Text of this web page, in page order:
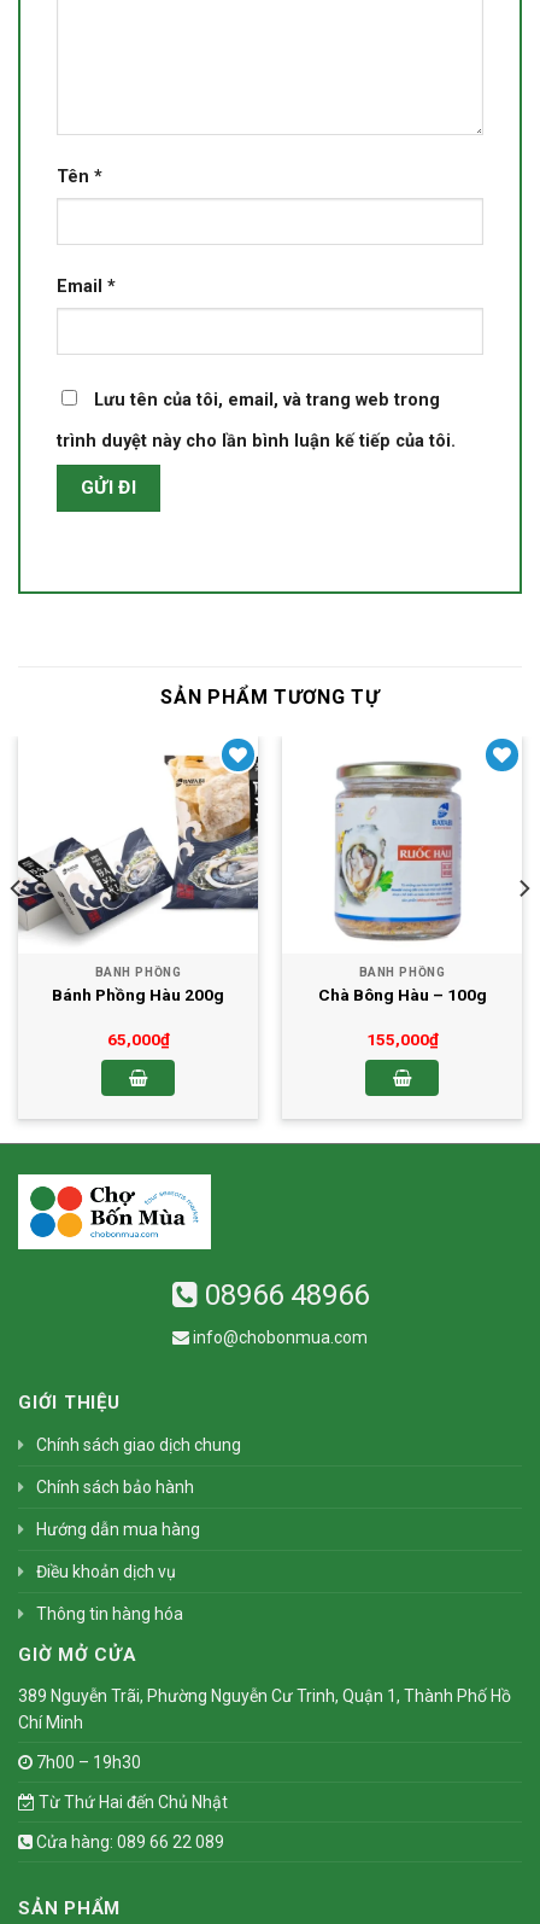
Tên *
Email *
Lưu tên của tôi, email, và trang web trong
trình duyệt này cho lần bình luận kế tiếp của tôi.
SẢN PHẨM TƯƠNG TỰ
Yêu thích
BÁNH PHỒNG
Bánh Phồng Hàu 200g
65,000₫
Yêu thích
BÁNH PHỒNG
Chà Bông Hàu – 100g
155,000₫
08966 48966
info@chobonmua.com
GIỚI THIỆU
Chính sách giao dịch chung
Chính sách bảo hành
Hướng dẫn mua hàng
Điều khoản dịch vụ
Thông tin hàng hóa
GIỜ MỞ CỬA
389 Nguyễn Trãi, Phường Nguyễn Cư Trinh, Quận 1, Thành Phố Hồ
Chí Minh
7h00 – 19h30
Từ Thứ Hai đến Chủ Nhật
Cửa hàng: 089 66 22 089
SẢN PHẨM